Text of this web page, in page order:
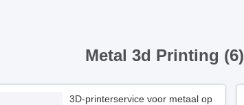
Metal 3d Printing (6)
3D-printerservice voor metaal op